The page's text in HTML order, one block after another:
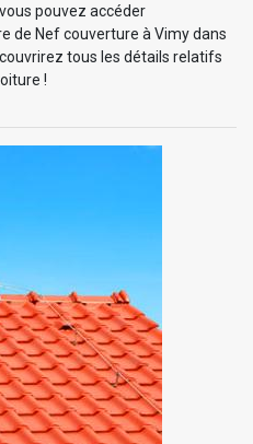
pouvez accéder
de Nef couverture à Vimy dans
tous les détails relatifs
!